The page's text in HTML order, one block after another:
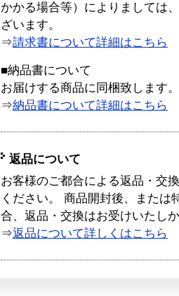
かかる場合等）によりましては
ざいます。
⇒請求書について詳細はこちら
■納品書について
お届けする商品に同梱致します。
⇒納品書について詳細はこちら
返品について
お客様のご都合による返品・交
ください。 商品開封後、または
合、返品・交換はお受けいたし
⇒返品について詳しくはこちら